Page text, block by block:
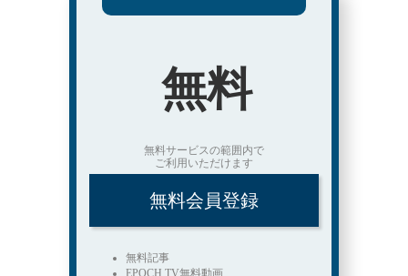
無料
無料サービスの範囲内で
ご利用いただけます
無料会員登録
無料記事
EPOCH TV無料動画